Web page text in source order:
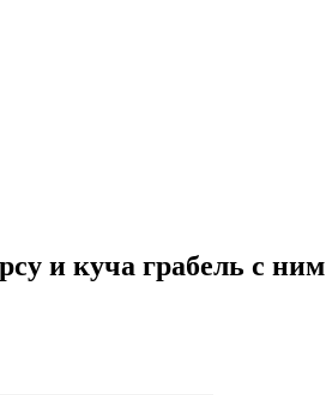
и куча грабель с ним